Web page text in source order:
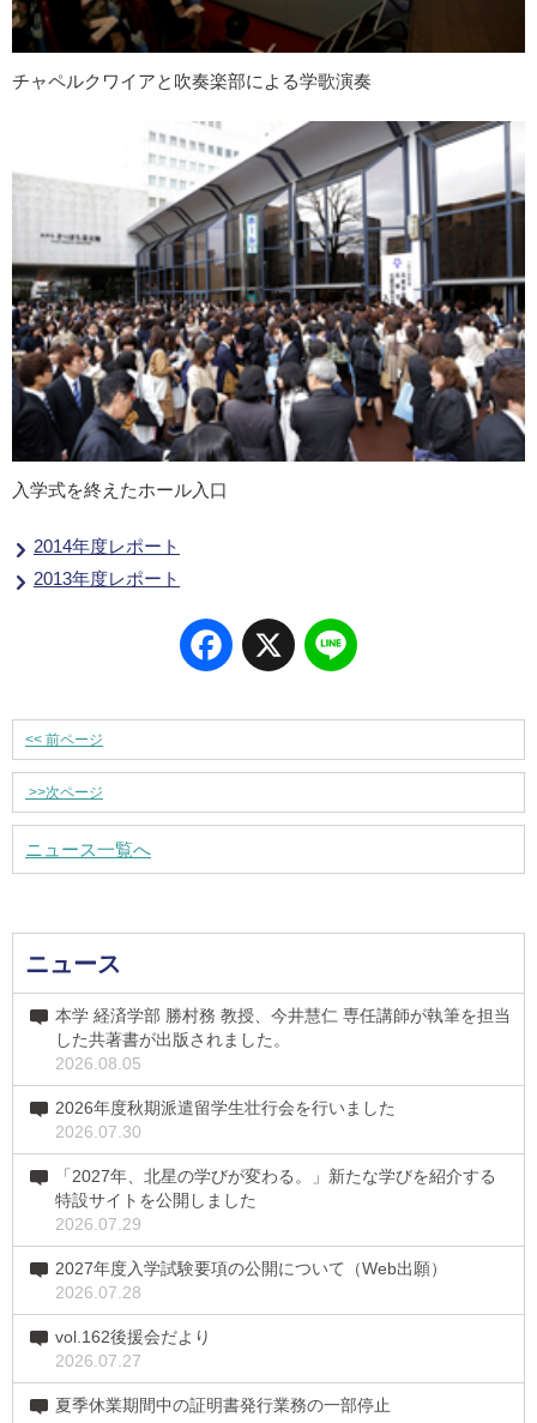
チャペルクワイアと吹奏楽部による学歌演奏
入学式を終えたホール入口
2014年度レポート
2013年度レポート
Facebook
X
<< 前ページ
>>次ページ
ニュース一覧へ
ニュース
本学 経済学部 勝村務 教授、今井慧仁 専任講師が執筆を担当
した共著書が出版されました。
2026.08.05
2026年度秋期派遣留学生壮行会を行いました
2026.07.30
「2027年、北星の学びが変わる。」新たな学びを紹介する
特設サイトを公開しました
2026.07.29
2027年度入学試験要項の公開について（Web出願）
2026.07.28
vol.162後援会だより
2026.07.27
夏季休業期間中の証明書発行業務の一部停止